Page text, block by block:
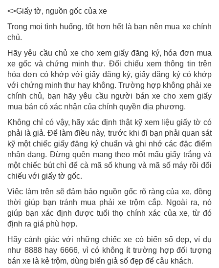
<>Giấy tờ, nguồn gốc của xe
Trong mọi tình huống, tốt hơn hết là bạn nên mua xe chính
chủ.
Hãy yêu cầu chủ xe cho xem giấy đăng ký, hóa đơn mua
xe gốc và chứng minh thư. Đối chiếu xem thông tin trên
hóa đơn có khớp với giấy đăng ký, giấy đăng ký có khớp
với chứng minh thư hay không. Trường hợp không phải xe
chính chủ, bạn hãy yêu cầu người bán xe cho xem giấy
mua bán có xác nhận của chính quyền địa phương.
Không chỉ có vậy, hãy xác định thật kỹ xem liệu giấy tờ có
phải là giả. Để làm điều này, trước khi đi bạn phải quan sát
kỹ một chiếc giấy đăng ký chuẩn và ghi nhớ các đặc điểm
nhận dạng. Đừng quên mang theo một mẩu giấy trắng và
một chiếc bút chì để cà mã số khung và mã số máy rồi đối
chiếu với giấy tờ gốc.
Việc làm trên sẽ đảm bảo nguồn gốc rõ ràng của xe, đồng
thời giúp bạn tránh mua phải xe trộm cắp. Ngoài ra, nó
giúp bạn xác định được tuổi thọ chính xác của xe, từ đó
định ra giá phù hợp.
Hãy cảnh giác với những chiếc xe có biển số đẹp, ví dụ
như 8888 hay 6666, vì có không ít trường hợp đối tượng
bán xe là kẻ trộm, dùng biển giả số đẹp để câu khách.